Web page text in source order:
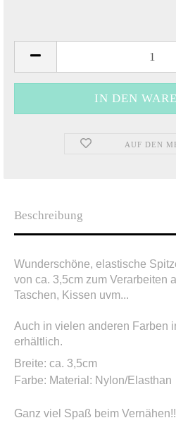
AUF DEN
Beschreibung
Wunderschöne, elastische
von ca. 3,5cm zum Verarbeiten
Taschen, Kissen uvm...
Auch in vielen anderen Farben
erhältlich.
Breite: ca. 3,5cm
Farbe: Material: Nylon/Elasthan
Ganz viel Spaß beim